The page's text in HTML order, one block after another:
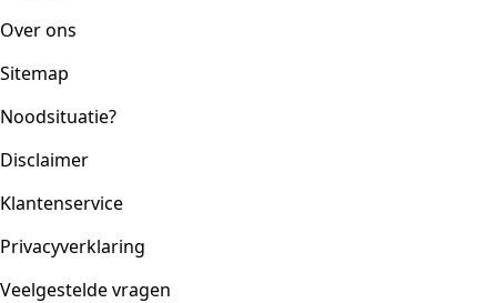
Over ons
Sitemap
Noodsituatie?
Disclaimer
Klantenservice
Privacyverklaring
Veelgestelde vragen